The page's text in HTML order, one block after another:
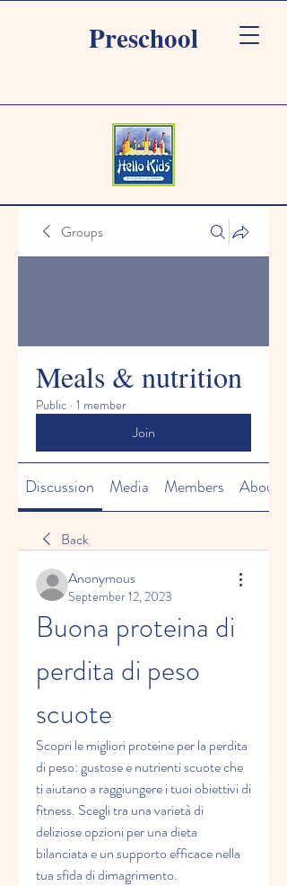
Preschool
Groups
Meals & nutrition
Public · 1 member
Join
Discussion Media Members About
Back
Anonymous
September 12, 2023
Buona proteina di
perdita di peso
scuote
Scopri le migliori proteine per la perdita
di peso: gustose e nutrienti scuote che
ti aiutano a raggiungere i tuoi obiettivi di
fitness. Scegli tra una varietà di
deliziose opzioni per una dieta
bilanciata e un supporto efficace nella
tua sfida di dimagrimento.